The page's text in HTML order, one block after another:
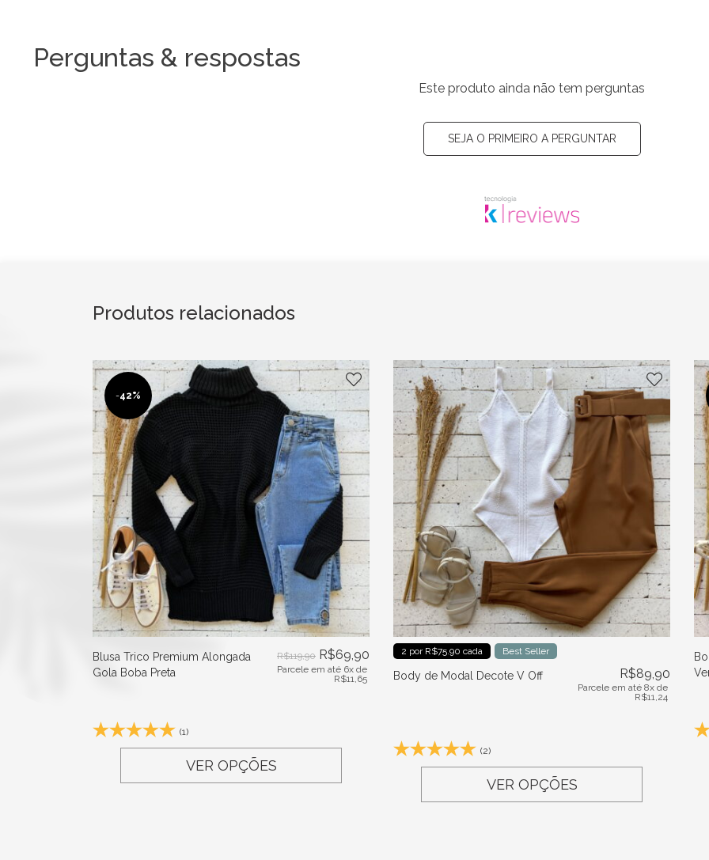
Perguntas & respostas
Este produto ainda não tem perguntas
SEJA O PRIMEIRO A PERGUNTAR
Produtos relacionados
-42%
Blusa Trico Premium Alongada
Gola Boba Preta
R$119,90 R$69,90
Parcele em até 6x de
R$11,65
(1)
VER OPÇÕES
2 por R$75.90 cada Best Seller
Body de Modal Decote V Off R$89,90
Parcele em até 8x de
R$11,24
(2)
VER OPÇÕES